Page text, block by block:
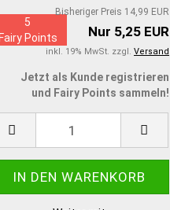
Bisheriger Preis 14,99 EUR
Nur 5,25 EUR
inkl. 19% MwSt. zzgl. Versand
5
Fairy Points
Jetzt als Kunde registrieren
und Fairy Points sammeln!